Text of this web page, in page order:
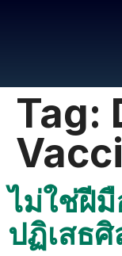
Tag:
ไม่ใช่ฝี
ปฏิเสธศิ